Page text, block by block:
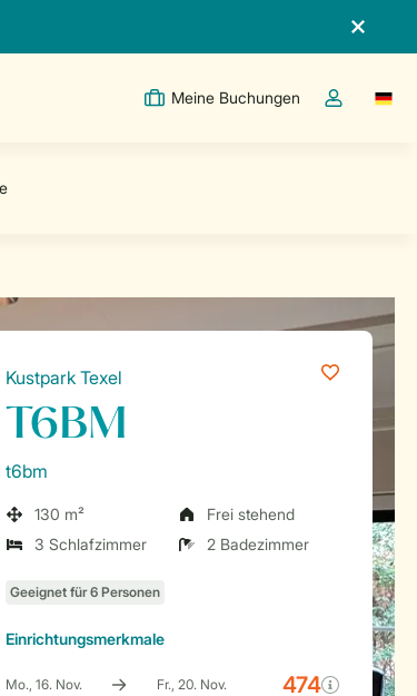
Meine Buchungen
Dropdown-
Kustpark Texel
T6BM
t6bm
130 m²
Frei stehend
3 Schlafzimmer
2 Badezimmer
Einrichtungsmerkmale